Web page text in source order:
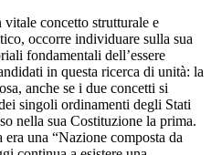
concetto strutturale e
occorre individuare sulla sua
fondamentali dell’essere
in questa ricerca di unità: la
anche se i due concetti si
singoli ordinamenti degli Stati
nella sua Costituzione la prima.
una “Nazione composta da